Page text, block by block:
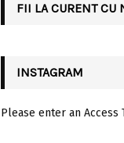
FII LA CURENT CU
INSTAGRAM
Please enter an Access